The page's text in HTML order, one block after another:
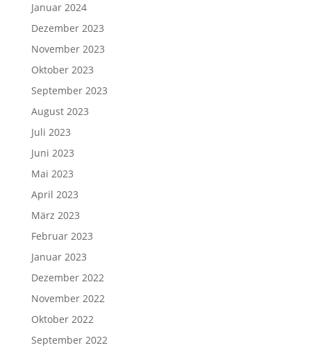
Januar 2024
Dezember 2023
November 2023
Oktober 2023
September 2023
August 2023
Juli 2023
Juni 2023
Mai 2023
April 2023
März 2023
Februar 2023
Januar 2023
Dezember 2022
November 2022
Oktober 2022
September 2022